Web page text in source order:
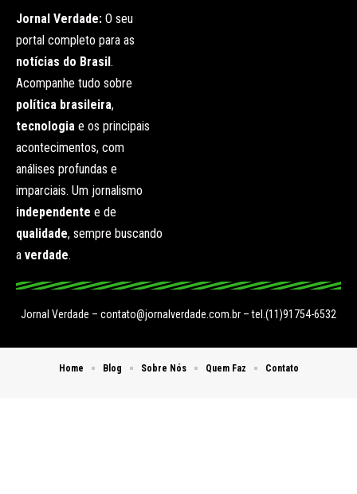
Jornal Verdade: O seu
portal completo para as
notícias do Brasil .
Acompanhe tudo sobre
política brasileira,
tecnologia e os principais
acontecimentos, com
análises profundas e
imparciais. Um jornalismo
independente e de
qualidade, sempre buscando
a verdade.
Jornal Verdade – contato@jornalverdade.com.br – tel.(11)91754-6532
Home Blog Sobre Nós Quem Faz Contato